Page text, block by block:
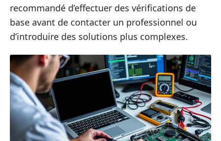
recommandé d’effectuer des vérifications de
base avant de contacter un professionnel ou
d’introduire des solutions plus complexes.